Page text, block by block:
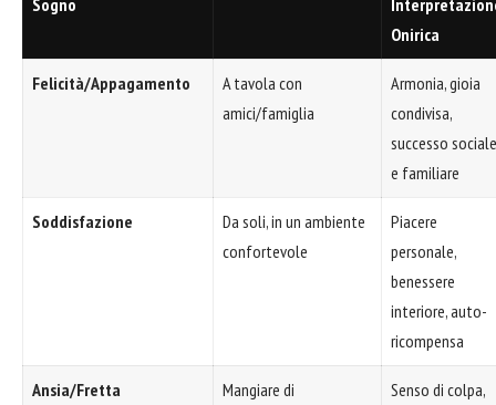
Sogno
Onirica
Felicità/Appagamento
A tavola con
amici/famiglia
Armonia, gioia
condivisa,
successo sociale
e familiare
Soddisfazione
Da soli, in un ambiente
confortevole
Piacere
personale,
benessere
interiore, auto-
ricompensa
Ansia/Fretta
Mangiare di
Senso di colpa,